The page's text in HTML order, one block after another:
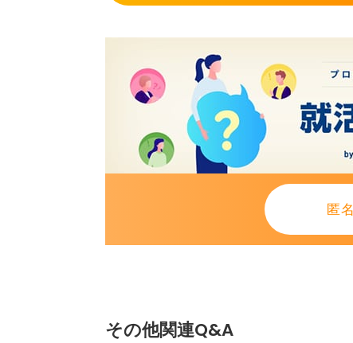
この時期に追加で実用性が高いのは
GitHub認定の基礎バッジなど学習
らLinuxの基礎（LPIC-1/CCNAいず
結論として、資格は入口の信号と
面接での問題解決思考で決まる、
やすくなります。
匿
その他関連Q&A